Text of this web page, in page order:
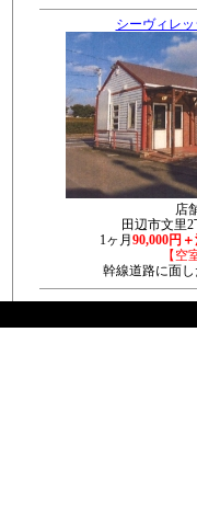
シーヴィレ
店
田辺市文里2
1ヶ月 90,000円
【空
幹線道路に面